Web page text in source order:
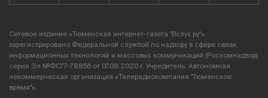
Сетевое издание «Тюменская интернет-газета "Вслух.ру"»
зарегистрировано Федеральной службой по надзору в сфере связи,
информационных технологий и массовых коммуникаций (Роскомнадзор),
серия Эл №ФС77-78856 от 07.08.2020 г. Учредитель: Автономная
некоммерческая организация «Телерадиокомпания "Тюменское
время"».